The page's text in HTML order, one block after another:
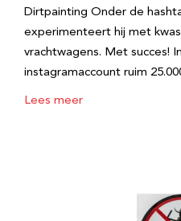
Dirtpainting Onder de
experimenteert hij met
vrachtwagens. Met succes!
instagramaccount ruim
Lees meer